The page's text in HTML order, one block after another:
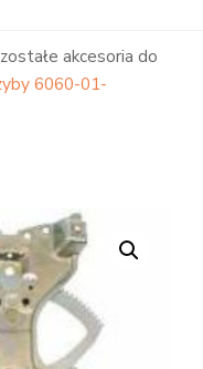
akcesoria do
6060-01-